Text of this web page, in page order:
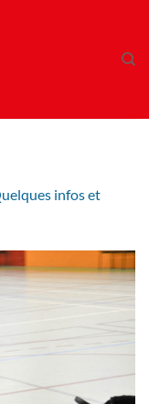
infos et